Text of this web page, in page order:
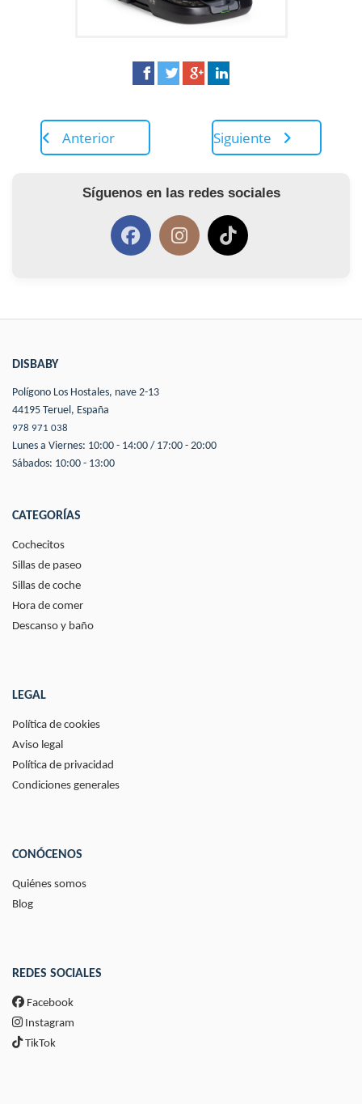
Anterior Siguiente
Síguenos en las redes sociales
DISBABY
Polígono Los Hostales, nave 2-13
44195 Teruel, España
978 971 038
Lunes a Viernes: 10:00 - 14:00 / 17:00 - 20:00
Sábados: 10:00 - 13:00
CATEGORÍAS
Cochecitos
Sillas de paseo
Sillas de coche
Hora de comer
Descanso y baño
LEGAL
Política de cookies
Aviso legal
Política de privacidad
Condiciones generales
CONÓCENOS
Quiénes somos
Blog
REDES SOCIALES
Facebook
Instagram
TikTok